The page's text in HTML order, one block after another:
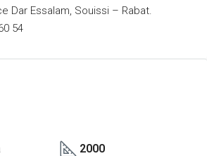
Dar Essalam, Souissi – Rabat.
54
2000